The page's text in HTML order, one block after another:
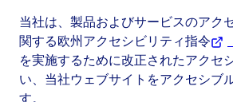
当社は、製品およびサービスのアク
関する欧州アクセシビリティ指令
を実施するために改正されたアクセ
い、当社ウェブサイトをアクセシブ